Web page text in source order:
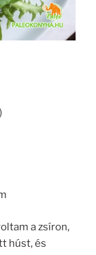
a zsíron,
húst, és